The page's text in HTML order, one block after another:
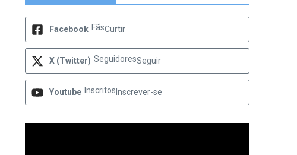
Facebook FãsCurtir
X (Twitter) SeguidoresSeguir
Youtube Inscritos Inscrever-se